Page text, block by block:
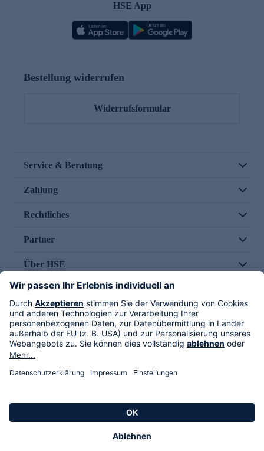
HSE App
Bestellung widerrufen
Widerrufsformular
Service & Beratung
Zahlung
Rechtliches
Partner
Über HSE
Im TV
HSE International